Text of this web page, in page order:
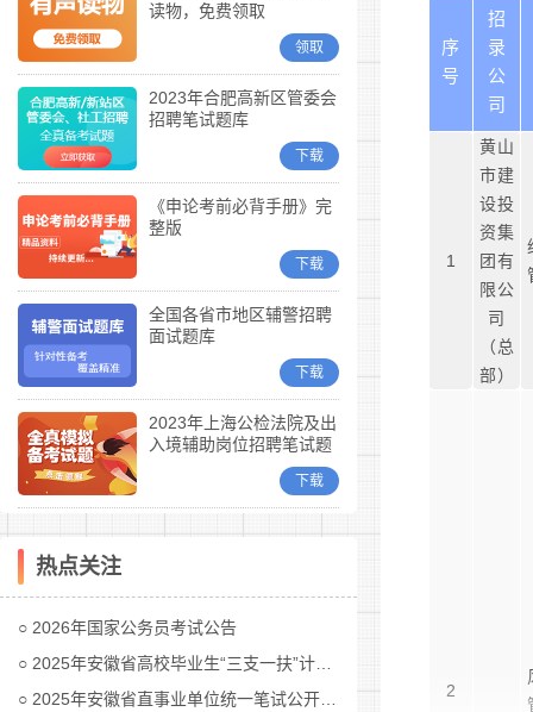
读物，免费领取
领取
2023年合肥高新区管委会
招聘笔试题库
下载
《申论考前必背手册》完
整版
下载
全国各省市地区辅警招聘
面试题库
下载
2023年上海公检法院及出
入境辅助岗位招聘笔试题
下载
热点关注
2026年国家公务员考试公告
2025年安徽省高校毕业生“三支一扶”计划招募公告
2025年安徽省直事业单位统一笔试公开招聘工作人员公告
序
号
招
录
公
司
1
黄山
市建
设投
资集
团有
限公
司
（总
部）
2